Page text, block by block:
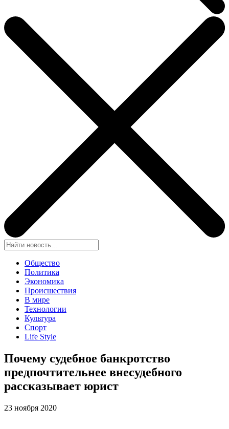
Общество
Политика
Экономика
Происшествия
В мире
Технологии
Культура
Спорт
Life Style
Почему судебное банкротство
предпочтительнее внесудебного
рассказывает юрист
23 ноября 2020